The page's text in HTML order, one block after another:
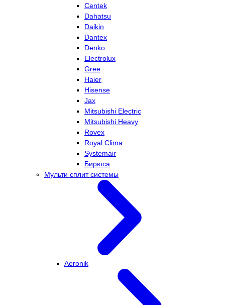
Centek
Dahatsu
Daikin
Dantex
Denko
Electrolux
Gree
Haier
Hisense
Jax
Mitsubishi Electric
Mitsubishi Heavy
Rovex
Royal Clima
Systemair
Бирюса
Мульти сплит системы
Aeronik